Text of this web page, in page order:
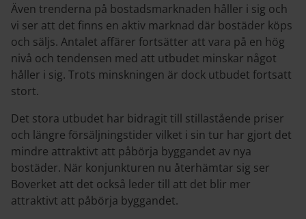
Även trenderna på bostadsmarknaden håller i sig och
vi ser att det finns en aktiv marknad där bostäder köps
och säljs. Antalet affärer fortsätter att vara på en hög
nivå och tendensen med att utbudet minskar något
håller i sig. Trots minskningen är dock utbudet fortsatt
stort.
Det stora utbudet har bidragit till stillastående priser
och längre försäljningstider vilket i sin tur har gjort det
mindre attraktivt att påbörja byggandet av nya
bostäder. När konjunkturen nu återhämtar sig ser
Boverket att det också leder till att det blir mer
attraktivt att påbörja byggandet.